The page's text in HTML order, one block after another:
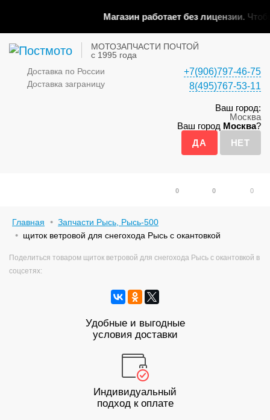
Магазин работает без лицензии.Чтобы
МОТОЗАПЧАСТИ ПОЧТОЙ
с 1995 года
Доставка по России
Доставка заграницу
+7(906)797-46-75
8(495)767-53-11
Ваш город:
Москва
Ваш город Москва?
0
0 0
Главная
Запчасти Рысь, Рысь-500
щиток ветровой для снегохода Рысь с окантовкой
Поделиться товаром щиток ветровой для снегохода Рысь с окантовкой в
соцсетях:
Удобные и выгодные
условия доставки
Индивидуальный
подход к оплате